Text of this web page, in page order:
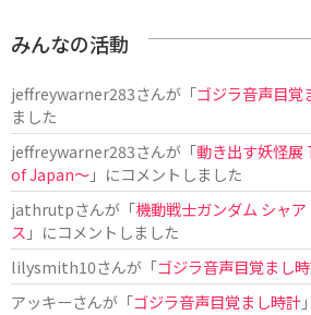
みんなの活動
jeffreywarner283さんが「ゴジラ音声目覚
ました
jeffreywarner283さんが「動き出す妖怪
of Japan〜」にコメントしました
jathrutpさんが「機動戦士ガンダム シャ
ス 」にコメントしました
lilysmith10さんが「ゴジラ音声目覚まし
アッキーさんが「ゴジラ音声目覚まし時計